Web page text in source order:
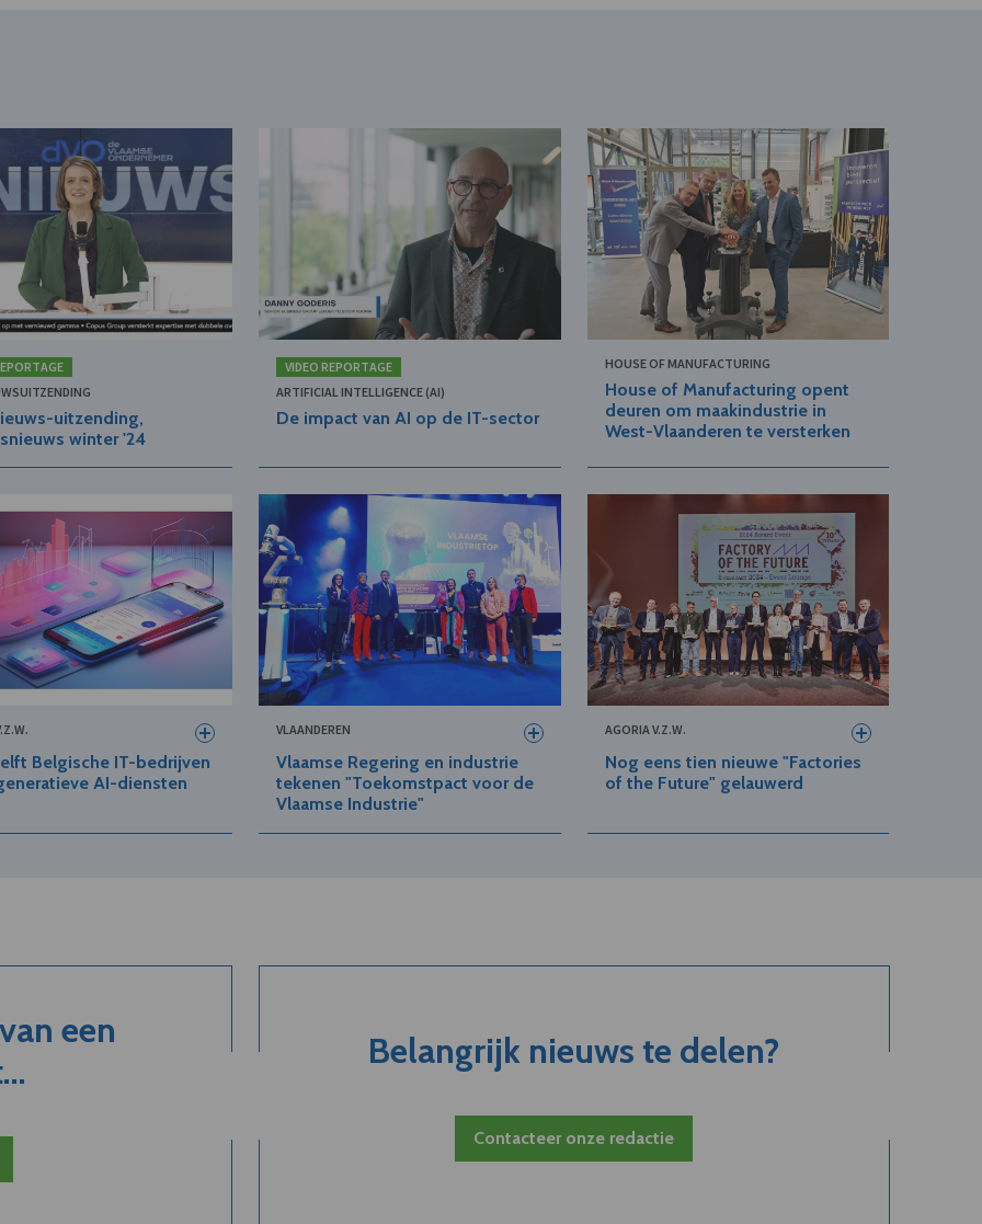
uitzending,
winter '24
VIDEO REPORTAGE
ARTIFICIAL INTELLIGENCE (AI)
De impact van AI op de IT-sector
HOUSE OF MANUFACTURING
House of Manufacturing opent
deuren om maakindustrie in
West-Vlaanderen te versterken
Belgische IT-bedrijven
AI-diensten
VLAANDEREN
Vlaamse Regering en industrie
tekenen "Toekomstpact voor de
Vlaamse Industrie"
AGORIA V.Z.W.
Nog eens tien nieuwe "Factories
of the Future" gelauwerd
een
Belangrijk nieuws te delen?
Contacteer onze redactie